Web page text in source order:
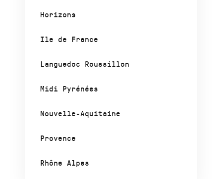
Horizons
Ile de France
Languedoc Roussillon
Midi Pyrénées
Nouvelle-Aquitaine
Provence
Rhône Alpes